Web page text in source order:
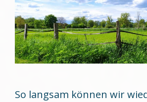
So langsam können wir